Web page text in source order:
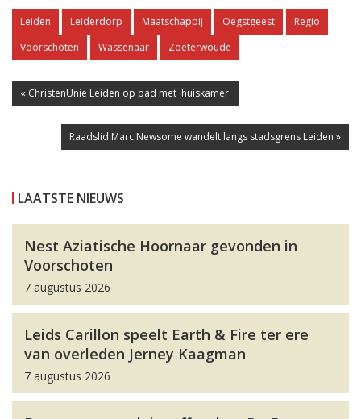
Leiden Leiderdorp Maatschappij Oegstgeest
Regio
Voorschoten
Wassenaar Zoeterwoude
« ChristenUnie Leiden op pad met 'huiskamer'
Raadslid Marc Newsome wandelt langs stadsgrens Leiden »
LAATSTE NIEUWS
Nest Aziatische Hoornaar gevonden in
Voorschoten
7 augustus 2026
Leids Carillon speelt Earth & Fire ter ere
van overleden Jerney Kaagman
7 augustus 2026